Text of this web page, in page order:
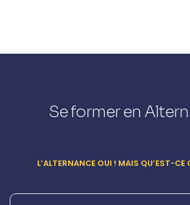
Se former en
L’ALTERNANCE OUI ! MAIS QU’EST-CE